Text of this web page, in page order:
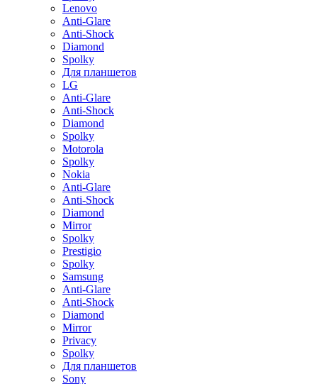
Lenovo
Anti-Glare
Anti-Shock
Diamond
Spolky
Для планшетов
LG
Anti-Glare
Anti-Shock
Diamond
Spolky
Motorola
Spolky
Nokia
Anti-Glare
Anti-Shock
Diamond
Mirror
Spolky
Prestigio
Spolky
Samsung
Anti-Glare
Anti-Shock
Diamond
Mirror
Privacy
Spolky
Для планшетов
Sony